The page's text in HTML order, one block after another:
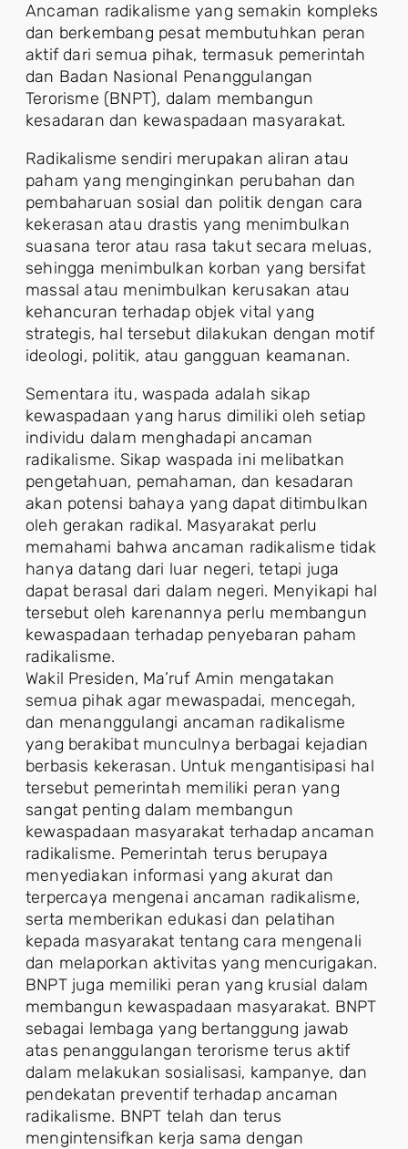
Ancaman radikalisme yang semakin kompleks
dan berkembang pesat membutuhkan peran
aktif dari semua pihak, termasuk pemerintah
dan Badan Nasional Penanggulangan
Terorisme (BNPT), dalam membangun
kesadaran dan kewaspadaan masyarakat.
Radikalisme sendiri merupakan aliran atau
paham yang menginginkan perubahan dan
pembaharuan sosial dan politik dengan cara
kekerasan atau drastis yang menimbulkan
suasana teror atau rasa takut secara meluas,
sehingga menimbulkan korban yang bersifat
massal atau menimbulkan kerusakan atau
kehancuran terhadap objek vital yang
strategis, hal tersebut dilakukan dengan motif
ideologi, politik, atau gangguan keamanan.
Sementara itu, waspada adalah sikap
kewaspadaan yang harus dimiliki oleh setiap
individu dalam menghadapi ancaman
radikalisme. Sikap waspada ini melibatkan
pengetahuan, pemahaman, dan kesadaran
akan potensi bahaya yang dapat ditimbulkan
oleh gerakan radikal. Masyarakat perlu
memahami bahwa ancaman radikalisme tidak
hanya datang dari luar negeri, tetapi juga
dapat berasal dari dalam negeri. Menyikapi hal
tersebut oleh karenannya perlu membangun
kewaspadaan terhadap penyebaran paham
radikalisme.
Wakil Presiden, Ma’ruf Amin mengatakan
semua pihak agar mewaspadai, mencegah,
dan menanggulangi ancaman radikalisme
yang berakibat munculnya berbagai kejadian
berbasis kekerasan. Untuk mengantisipasi hal
tersebut pemerintah memiliki peran yang
sangat penting dalam membangun
kewaspadaan masyarakat terhadap ancaman
radikalisme. Pemerintah terus berupaya
menyediakan informasi yang akurat dan
terpercaya mengenai ancaman radikalisme,
serta memberikan edukasi dan pelatihan
kepada masyarakat tentang cara mengenali
dan melaporkan aktivitas yang mencurigakan.
BNPT juga memiliki peran yang krusial dalam
membangun kewaspadaan masyarakat. BNPT
sebagai lembaga yang bertanggung jawab
atas penanggulangan terorisme terus aktif
dalam melakukan sosialisasi, kampanye, dan
pendekatan preventif terhadap ancaman
radikalisme. BNPT telah dan terus
mengintensifkan kerja sama dengan